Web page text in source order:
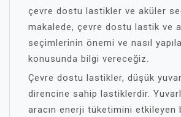
çevre dostu lastikler ve aküler
makalede, çevre dostu lastik ve
seçimlerinin önemi ve nasıl
konusunda bilgi vereceğiz.
Çevre dostu lastikler, düşük
direncine sahip lastiklerdir.
aracın enerji tüketimini etkileyen